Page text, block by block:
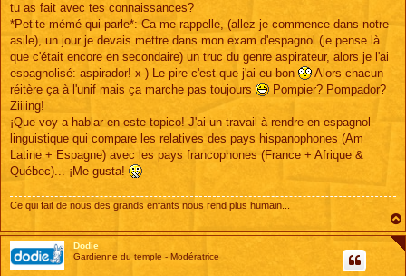
tu as fait avec tes connaissances?
*Petite mémé qui parle*: Ca me rappelle, (allez je commence dans notre
asile), un jour je devais mettre dans mon exam d'espagnol (je pense là
que c'était encore en secondaire) un truc du genre aspirateur, alors je l'ai
espagnolisé: aspirador! x-) Le pire c'est que j'ai eu bon
Alors chacun
réitère ça à l'unif mais ça marche pas toujours
Pompier? Pompador?
Ziiiing!
¡Que voy a hablar en este topico! J'ai un travail à rendre en espagnol
linguistique qui compare les relatives des pays hispanophones (Am
Latine + Espagne) avec les pays francophones (France + Afrique &
Québec)... ¡Me gusta!
Ce qui fait de nous des grands enfants nous rend plus humain...
Dodie
Gardienne du temple - Modératrice